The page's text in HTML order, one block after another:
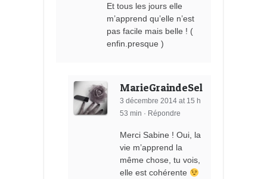
Et tous les jours elle
m’apprend qu’elle n’est
pas facile mais belle ! (
enfin.presque )
MarieGraindeSel
3 décembre 2014 at 15 h
53 min · Répondre
Merci Sabine ! Oui, la
vie m’apprend la
même chose, tu vois,
elle est cohérente